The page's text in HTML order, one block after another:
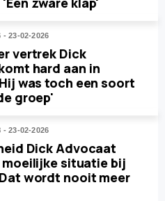
- 23-02-2026
vertrek Dick
hard aan in
was toch een soort
groep'
- 23-02-2026
Dick Advocaat
situatie bij
wordt nooit meer